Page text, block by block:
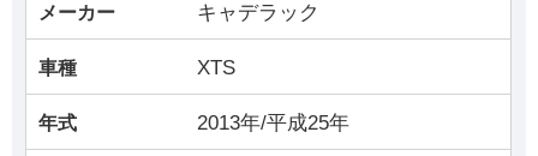
メーカー キャデラック
車種 XTS
年式 2013年/平成25年